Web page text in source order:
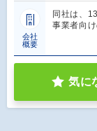
会社
概要
同社は、
事業者向
気に